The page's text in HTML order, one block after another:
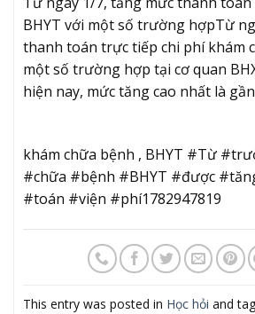
BHYT với một số trường hợpTừ
thanh toán trực tiếp chi phí khám
một số trường hợp tại cơ quan
hiện nay, mức tăng cao nhất là
khám chữa bệnh , BHYT #Từ
#chữa #bệnh #BHYT #được
#toán #viện #phí1782947819
This entry was posted in Học hỏi and